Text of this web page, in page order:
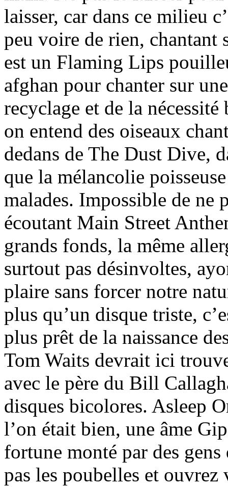
laisser, car dans ce milieu
peu voire de rien, chantant
est un Flaming Lips
afghan pour chanter sur
recyclage et de la
on entend des oiseaux
dedans de The Dust Dive,
que la mélancolie
malades. Impossible de ne
écoutant Main Street
grands fonds, la même
surtout pas désinvoltes,
plaire sans forcer notre
plus qu’un disque triste,
plus prêt de la naissance
Tom Waits devrait ici
avec le père du Bill
disques bicolores. Asleep
l’on était bien, une âme
fortune monté par des
pas les poubelles et